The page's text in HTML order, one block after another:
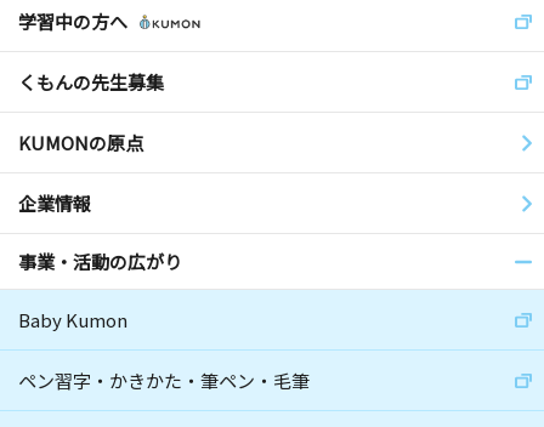
学習中の方へ
くもんの先生募集
KUMONの原点
企業情報
事業・活動の広がり
Baby Kumon
ペン習字・かきかた・筆ペン・毛筆